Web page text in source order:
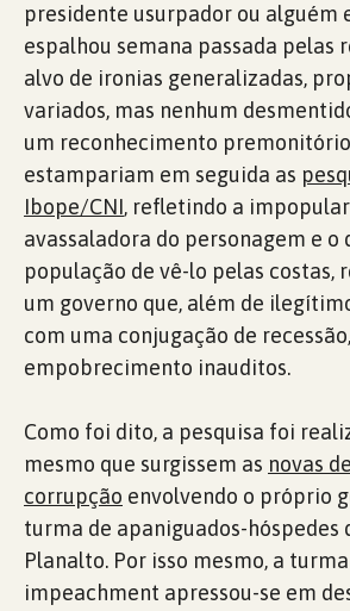
presidente usurpador ou alguém
espalhou semana passada pelas
alvo de ironias generalizadas,
variados, mas nenhum
um reconhecimento
estampariam em seguida as
Ibope/CNI, refletindo a
avassaladora do personagem e o
população de vê-lo pelas costas,
um governo que, além de
com uma conjugação de
empobrecimento inauditos.
Como foi dito, a pesquisa foi
mesmo que surgissem as novas
corrupção envolvendo o próprio
turma de apaniguados-hóspedes
Planalto. Por isso mesmo, a
impeachment apressou-se em